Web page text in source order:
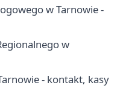
w Tarnowie -
w
- kontakt, kasy